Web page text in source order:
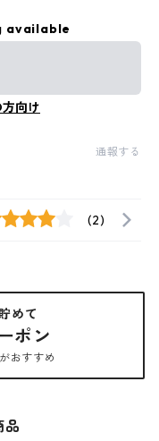
available
向け
通報する
(2)
めて
ポン
おすすめ
品